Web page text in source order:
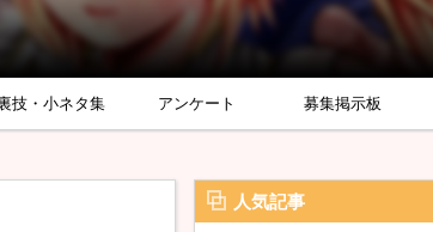
技・小ネタ集 アンケート 募集掲示板
人気記事